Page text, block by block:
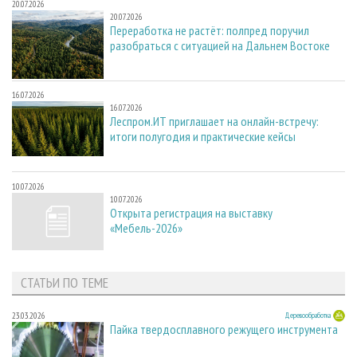
20.07.2026
20.07.2026
Переработка не растёт: полпред поручил
разобраться с ситуацией на Дальнем Востоке
16.07.2026
16.07.2026
Леспром.ИТ приглашает на онлайн-встречу:
итоги полугодия и практические кейсы
10.07.2026
10.07.2026
Открыта регистрация на выставку
«Мебель-2026»
СТАТЬИ ПО ТЕМЕ
23.03.2026 Деревообработка
Пайка твердосплавного режущего инструмента